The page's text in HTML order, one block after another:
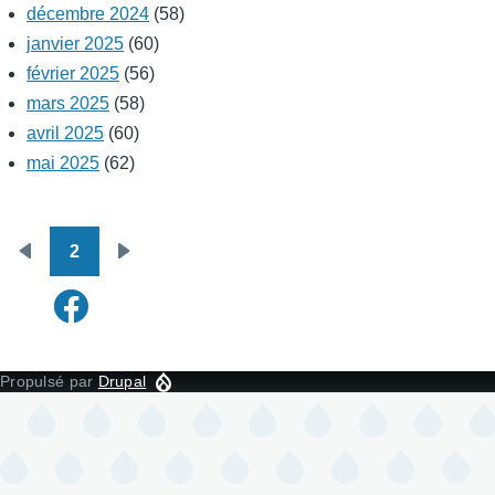
décembre 2024 (58)
janvier 2025 (60)
février 2025 (56)
mars 2025 (58)
avril 2025 (60)
mai 2025 (62)
Pagination
précédente
2
Propulsé par Drupal